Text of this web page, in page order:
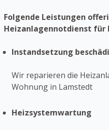
Folgende Leistungen
Heizanlagennotdienst für
Instandsetzung
Wir reparieren die
Wohnung in Lamstedt
Heizsystemwartung